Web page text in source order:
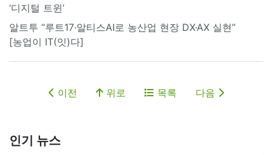
‘디지털 트윈’
알트투 “루트17·알티스AI로 농산업 현장 DX·AX 실현”
[농업이 IT(잇)다]
이전 위로 목록 다음
인기 뉴스